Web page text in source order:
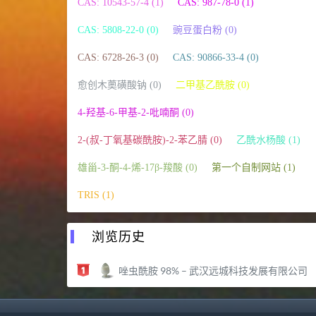
CAS: 10543-57-4 (1) CAS: 987-78-0 (1)
CAS: 5808-22-0 (0) 豌豆蛋白粉 (0)
CAS: 6728-26-3 (0) CAS: 90866-33-4 (0)
愈创木薁磺酸钠 (0) 二甲基乙酰胺 (0)
4-羟基-6-甲基-2-吡喃酮 (0)
2-(叔-丁氧基碳酰胺)-2-苯乙腈 (0) 乙酰水杨酸 (1)
雄甾-3-酮-4-烯-17β-羧酸 (0) 第一个自制网站 (1)
TRIS (1)
浏览历史
唑虫酰胺 98% – 武汉远城科技发展有限公司